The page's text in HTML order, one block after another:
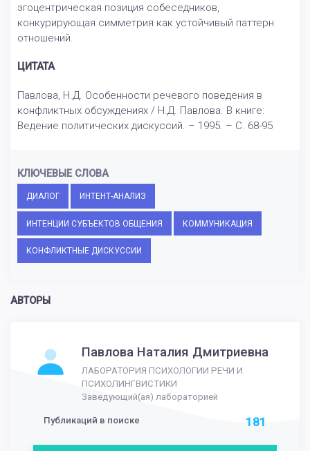
эгоцентрическая позиция собеседников,
конкурирующая симметрия как устойчивый паттерн
отношений.
ЦИТАТА
Павлова, Н.Д. Особенности речевого поведения в
конфликтных обсуждениях / Н.Д. Павлова. В книге:
Ведение политических дискуссий. – 1995. – С. 68-95
КЛЮЧЕВЫЕ СЛОВА
ДИАЛОГ ИНТЕНТ-АНАЛИЗ
ИНТЕНЦИИ СУБЪЕКТОВ ОБЩЕНИЯ КОММУНИКАЦИЯ
КОНФЛИКТНЫЕ ДИСКУССИИ
АВТОРЫ
Павлова Наталия Дмитриевна
ЛАБОРАТОРИЯ ПСИХОЛОГИИ РЕЧИ И
ПСИХОЛИНГВИСТИКИ
Заведующий(ая) лабораторией
Публикаций в поиске 181